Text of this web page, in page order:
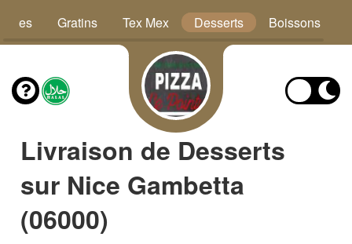
Pâtes Gratins Tex Mex Desserts Boissons
Livraison de Desserts
sur Nice Gambetta
(06000)